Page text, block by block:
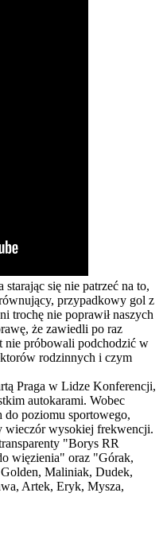
starając się nie patrzeć na to,
przypadkowy gol z
trochę nie poprawił naszych
że zawiedli po raz
nie próbowali podchodzić w
rodzinnych i czym
Praga w Lidze Konferencji,
autokarami. Wobec
do poziomu sportowego,
wieczór wysokiej frekwencji.
"Borys RR
więzienia" oraz "Górak,
Maliniak, Dudek,
Artek, Eryk, Mysza,